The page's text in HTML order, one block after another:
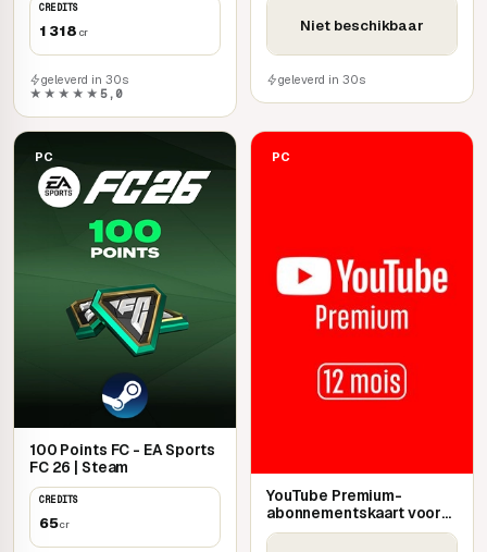
CREDITS
1 318 cr
geleverd in 30s
★★★★★ 5,0
Niet beschikbaar
geleverd in 30s
PC
100 Points FC - EA Sports
FC 26 | Steam
CREDITS
65cr
PC
YouTube Premium-
abonnementskaart voor
12 maanden